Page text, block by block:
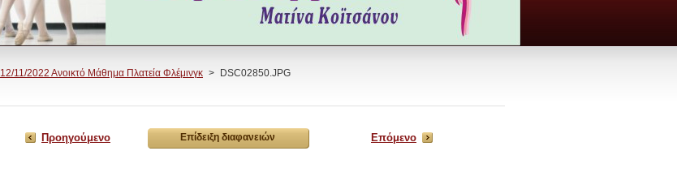
12/11/2022 Ανοικτό Μάθημα Πλατεία Φλέμινγκ > DSC02850.JPG
Προηγούμενο Επίδειξη διαφανειών Επόμενο